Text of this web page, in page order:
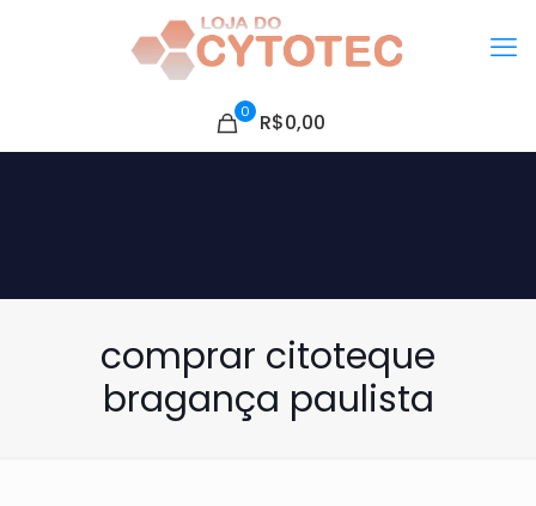
0 R$0,00
comprar citoteque
bragança paulista